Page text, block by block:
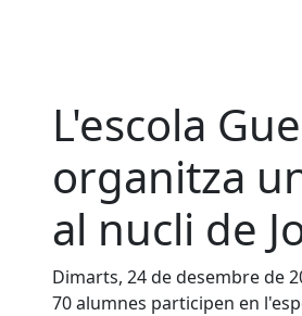
L'escola
organitza
al nucli de
Dimarts, 24 de desembre de
70 alumnes participen en